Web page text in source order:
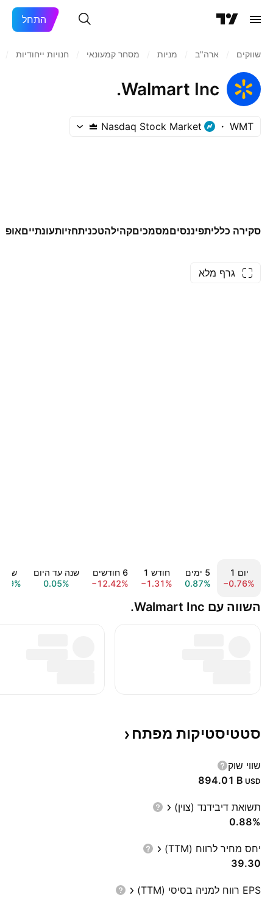
התחל
שווקים ארה"ב‏ מניות‏ מסחר קמעונאי חנויות ייחודיות
Walmart Inc.
WMT
Nasdaq Stock Market
סקירה כלליתפיננסיםמסמכיםקהילהטכניתחזיותעונתיים
גרף מלא
יום ‎1‎
−0.76%
‎5‎ ימים
0.87%
חודש ‎1‎
−1.31%
‎6‎ חודשים
−12.42%
שנה עד היום
0.05%
שנה ‎1‎
השווה עם Walmart Inc.
סטטיסטיקות מפתח
שווי שוק
‪894.01 B‬ USD
תשואת דיבידנד (צוין)
0.88%
יחס מחיר לרווח (TTM)
39.30
EPS רווח למניה בסיסי (TTM)